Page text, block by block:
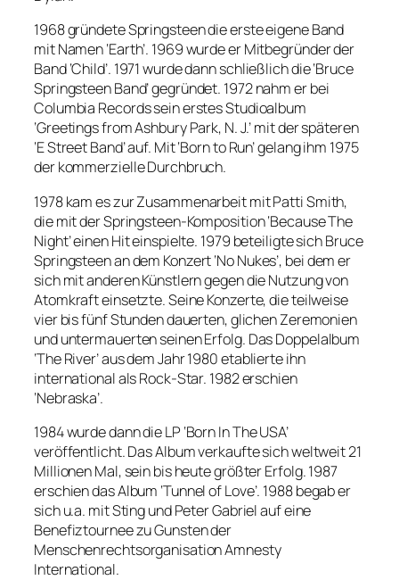
1968 gründete Springsteen die erste eigene Band
mit Namen ‘Earth’. 1969 wurde er Mitbegründer der
Band ‘Child’. 1971 wurde dann schließlich die ‘Bruce
Springsteen Band’ gegründet. 1972 nahm er bei
Columbia Records sein erstes Studioalbum
‘Greetings from Ashbury Park, N. J.’ mit der späteren
‘E Street Band’ auf. Mit ‘Born to Run’ gelang ihm 1975
der kommerzielle Durchbruch.
1978 kam es zur Zusammenarbeit mit Patti Smith,
die mit der Springsteen-Komposition ‘Because The
Night’ einen Hit einspielte. 1979 beteiligte sich Bruce
Springsteen an dem Konzert ‘No Nukes’, bei dem er
sich mit anderen Künstlern gegen die Nutzung von
Atomkraft einsetzte. Seine Konzerte, die teilweise
vier bis fünf Stunden dauerten, glichen Zeremonien
und untermauerten seinen Erfolg. Das Doppelalbum
‘The River’ aus dem Jahr 1980 etablierte ihn
international als Rock-Star. 1982 erschien
‘Nebraska’.
1984 wurde dann die LP ‘Born In The USA’
veröffentlicht. Das Album verkaufte sich weltweit 21
Millionen Mal, sein bis heute größter Erfolg. 1987
erschien das Album ‘Tunnel of Love’. 1988 begab er
sich u.a. mit Sting und Peter Gabriel auf eine
Benefiztournee zu Gunsten der
Menschenrechtsorganisation Amnesty
International.